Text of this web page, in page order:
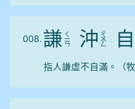
008. 謙 ㄑ
ㄧ
ㄢ 沖 ㄔ
ㄨ
ㄥ 自
指人謙虛不自滿。（牧